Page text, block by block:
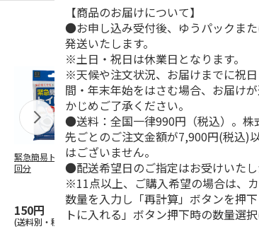
緊急簡易トイレ １
回分
150円
(送料別・税込)
なごみぷち袋（指定
不可）
110円
(送料別・税込)
可）
110円
(送料別・税込)
【商品のお届けについて】
●お申し込み受付後、ゆうパックま
発送いたします。
※土日・祝日は休業日となります。
※天候や注文状況、お届けまでに祝
間・年末年始をはさむ場合、お届け
かじめご了承ください。
●送料：全国一律990円（税込）。株
先ごとのご注文金額が7,900円(税込)
はございません。
●配送希望日のご指定はお受けいたし
※11点以上、ご購入希望の場合は、
数量を入力し「再計算」ボタンを押
トに入れる」ボタン押下時の数量選択